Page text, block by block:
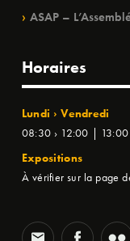
ASAP –
Horaires
Lundi › Vendredi
08:30 › 12:00 | 13:00
Expositions
À vérifier sur la page